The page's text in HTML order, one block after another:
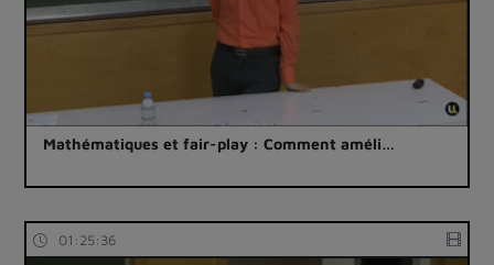
Mathématiques et fair-play : Comment améli…
01:25:36